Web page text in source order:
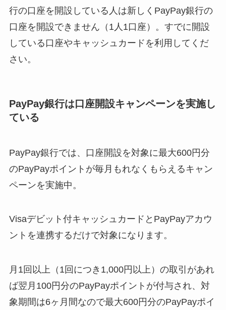
行の口座を開設している人は新しくPayPay銀行の
口座を開設できません（1人1口座）。すでに開設
している口座やキャッシュカードを利用してくだ
さい。
PayPay銀行は口座開設キャンペーンを実施し
ている
PayPay銀行では、口座開設を対象に最大600円分
のPayPayポイントが毎月もれなくもらえるキャン
ペーンを実施中。
Visaデビット付キャッシュカードとPayPayアカウ
ントを連携するだけで対象になります。
月1回以上（1回につき1,000円以上）の取引があれ
ば翌月100円分のPayPayポイントが付与され、対
象期間は6ヶ月間なので最大600円分のPayPayポイ